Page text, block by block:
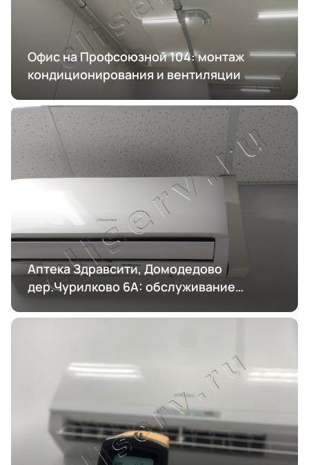
Офис на Профсоюзной 104: монтаж
кондиционирования и вентиляции
Аптека Здравсити, Домодедово
дер.Чурилково 6А: обслуживание